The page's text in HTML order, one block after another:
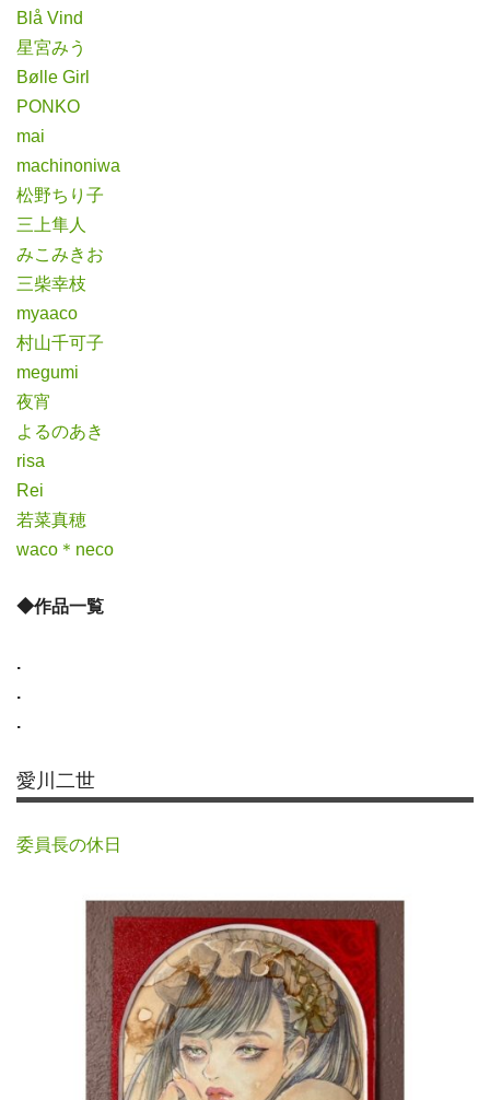
Blå Vind
星宮みう
Bølle Girl
PONKO
mai
machinoniwa
松野ちり子
三上隼人
みこみきお
三柴幸枝
myaaco
村山千可子
megumi
夜宵
よるのあき
risa
Rei
若菜真穂
waco＊neco
◆作品一覧
.
.
.
愛川二世
委員長の休日